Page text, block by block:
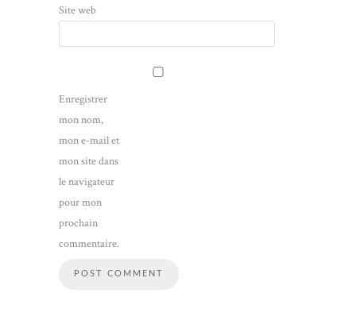
Site web
Enregistrer
mon nom,
mon e-mail et
mon site dans
le navigateur
pour mon
prochain
commentaire.